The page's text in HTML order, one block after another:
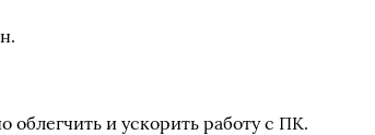
и ускорить работу с ПК.